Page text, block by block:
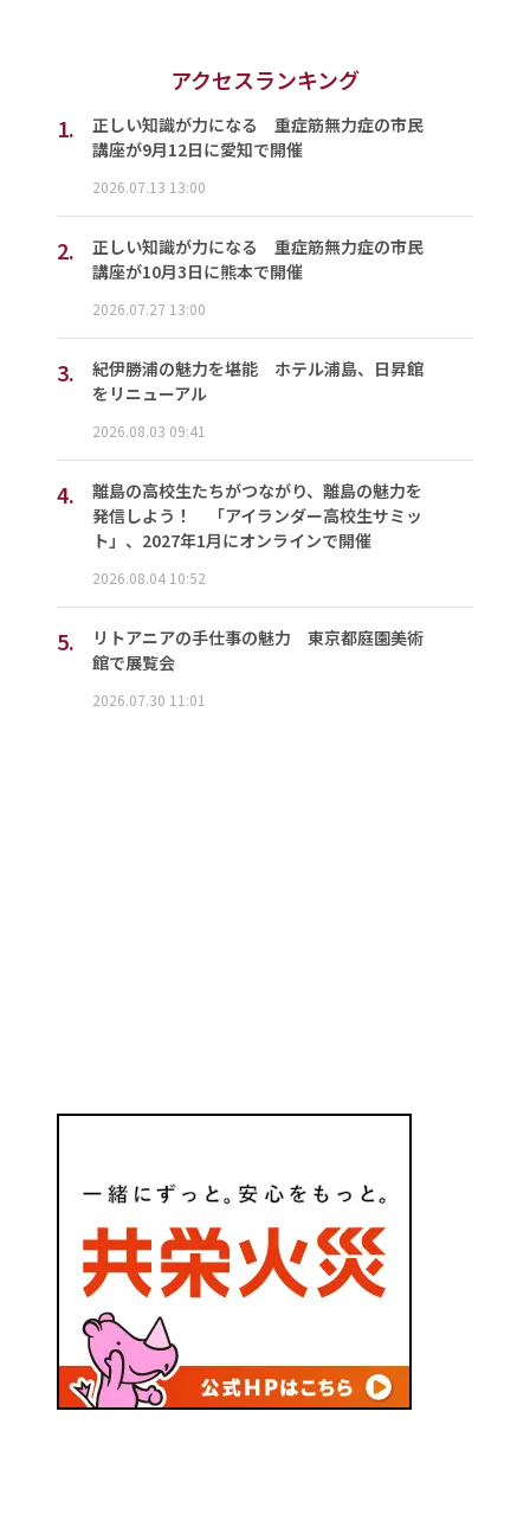
アクセスランキング
1.
正しい知識が力になる 重症筋無力症の市民
講座が9月12日に愛知で開催
2026.07.13 13:00
2.
正しい知識が力になる 重症筋無力症の市民
講座が10月3日に熊本で開催
2026.07.27 13:00
3.
紀伊勝浦の魅力を堪能 ホテル浦島、日昇館
をリニューアル
2026.08.03 09:41
4.
離島の高校生たちがつながり、離島の魅力を
発信しよう！ 「アイランダー高校生サミッ
ト」、2027年1月にオンラインで開催
2026.08.04 10:52
5.
リトアニアの手仕事の魅力 東京都庭園美術
館で展覧会
2026.07.30 11:01